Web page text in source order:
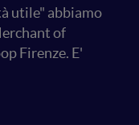
utile" abbiamo
of
Firenze. E'